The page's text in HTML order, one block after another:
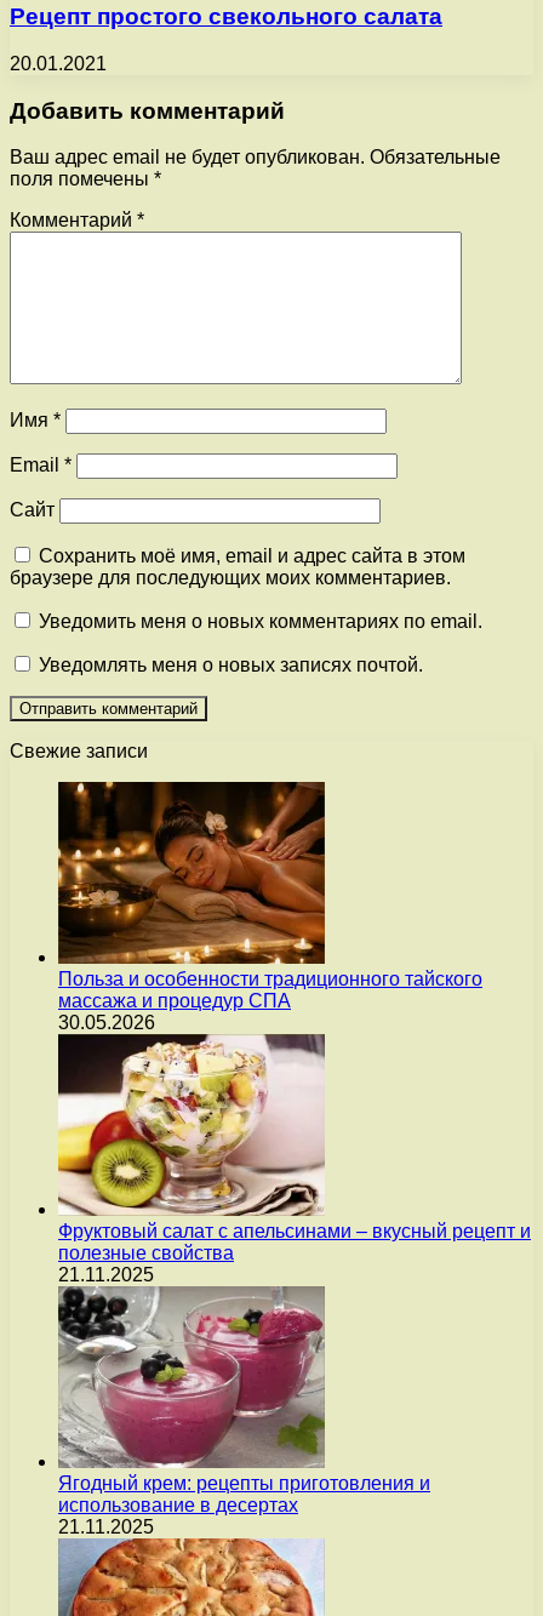
Рецепт простого свекольного салата
20.01.2021
Добавить комментарий
Ваш адрес email не будет опубликован. Обязательные
поля помечены *
Комментарий *
Имя *
Email *
Сайт
Сохранить моё имя, email и адрес сайта в этом
браузере для последующих моих комментариев.
Уведомить меня о новых комментариях по email.
Уведомлять меня о новых записях почтой.
Свежие записи
Польза и особенности традиционного тайского
массажа и процедур СПА
30.05.2026
Фруктовый салат с апельсинами – вкусный рецепт и
полезные свойства
21.11.2025
Ягодный крем: рецепты приготовления и
использование в десертах
21.11.2025